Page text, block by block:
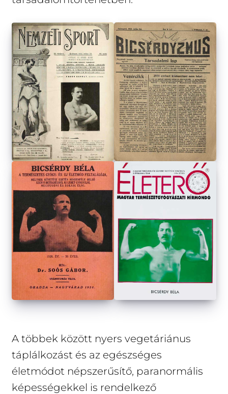
A többek között nyers vegetáriánus
táplálkozást és az egészséges
életmódot népszerűsítő, paranormális
képességekkel is rendelkező